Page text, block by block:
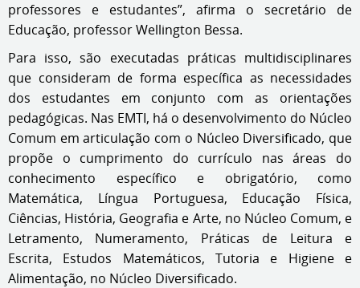
professores e estudantes”, afirma o secretário de
Educação, professor Wellington Bessa.
Para isso, são executadas práticas multidisciplinares
que consideram de forma específica as necessidades
dos estudantes em conjunto com as orientações
pedagógicas. Nas EMTI, há o desenvolvimento do Núcleo
Comum em articulação com o Núcleo Diversificado, que
propõe o cumprimento do currículo nas áreas do
conhecimento específico e obrigatório, como
Matemática, Língua Portuguesa, Educação Física,
Ciências, História, Geografia e Arte, no Núcleo Comum, e
Letramento, Numeramento, Práticas de Leitura e
Escrita, Estudos Matemáticos, Tutoria e Higiene e
Alimentação, no Núcleo Diversificado.